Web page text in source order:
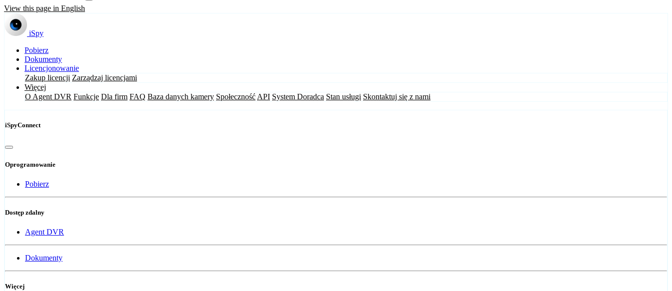
View this page in English
iSpy
Pobierz
Dokumenty
Licencjonowanie
Zakup licencji Zarządzaj licencjami
Więcej
O Agent DVR Funkcje Dla firm FAQ Baza danych kamery Społeczność API System Doradca Stan usługi Skontaktuj się z nami
iSpyConnect
Oprogramowanie
Pobierz
Dostęp zdalny
Agent DVR
Dokumenty
Więcej